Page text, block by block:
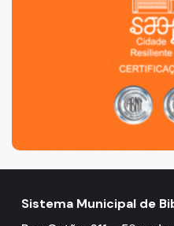
Sistema Municipal de